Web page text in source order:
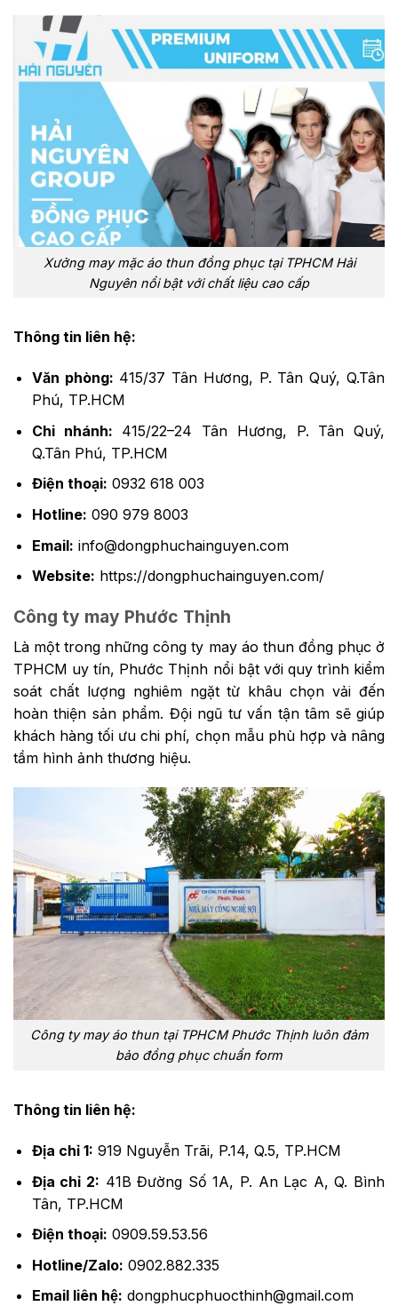
Xưởng may mặc áo thun đồng phục tại TPHCM Hải
Nguyên nổi bật với chất liệu cao cấp
Thông tin liên hệ:
Văn phòng: 415/37 Tân Hương, P. Tân Quý, Q.Tân
Phú, TP.HCM
Chi nhánh: 415/22–24 Tân Hương, P. Tân Quý,
Q.Tân Phú, TP.HCM
Điện thoại: 0932 618 003
Hotline: 090 979 8003
Email: info@dongphuchainguyen.com
Website: https://dongphuchainguyen.com/
Công ty may Phước Thịnh
Là một trong những công ty may áo thun đồng phục ở
TPHCM uy tín, Phước Thịnh nổi bật với quy trình kiểm
soát chất lượng nghiêm ngặt từ khâu chọn vải đến
hoàn thiện sản phẩm. Đội ngũ tư vấn tận tâm sẽ giúp
khách hàng tối ưu chi phí, chọn mẫu phù hợp và nâng
tầm hình ảnh thương hiệu.
Công ty may áo thun tại TPHCM Phước Thịnh luôn đảm
bảo đồng phục chuẩn form
Thông tin liên hệ:
Địa chỉ 1: 919 Nguyễn Trãi, P.14, Q.5, TP.HCM
Địa chỉ 2: 41B Đường Số 1A, P. An Lạc A, Q. Bình
Tân, TP.HCM
Điện thoại: 0909.59.53.56
Hotline/Zalo: 0902.882.335
Email liên hệ: dongphucphuocthinh@gmail.com